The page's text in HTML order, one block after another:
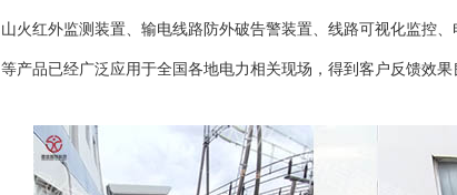
山火红外监测装置、输电线路防外破告警装置、线路可视化监控
等产品已经广泛应用于全国各地电力相关现场，得到客户反馈效果